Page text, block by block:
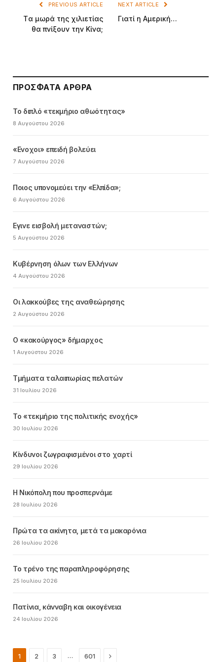
PREVIOUS ARTICLE
Tα μωρά της χιλιετίας
θα πνίξουν την Kίνα;
NEXT ARTICLE
Γιατί η Aμερική…
ΠΡΌΣΦΑΤΑ ΆΡΘΡΑ
Το διπλό «τεκμήριο αθωότητας»
8 Αυγούστου 2026
«Ενοχοι» επειδή βολεύει
7 Αυγούστου 2026
Ποιος υπονομεύει την «Ελπίδα»;
6 Αυγούστου 2026
Εγινε εισβολή μεταναστών;
5 Αυγούστου 2026
Κυβέρνηση όλων των Ελλήνων
4 Αυγούστου 2026
Οι λακκούβες της αναθεώρησης
2 Αυγούστου 2026
Ο «κακούργος» δήμαρχος
1 Αυγούστου 2026
Τμήματα ταλαιπωρίας πελατών
31 Ιουλίου 2026
Το «τεκμήριο της πολιτικής ενοχής»
30 Ιουλίου 2026
Κίνδυνοι ζωγραφισμένοι στο χαρτί
29 Ιουλίου 2026
Η Νικόπολη που προσπερνάμε
28 Ιουλίου 2026
Πρώτα τα ακίνητα, μετά τα μακαρόνια
26 Ιουλίου 2026
Το τρένο της παραπληροφόρησης
25 Ιουλίου 2026
Πατίνια, κάνναβη και οικογένεια
24 Ιουλίου 2026
1 2 3 … 601 Next